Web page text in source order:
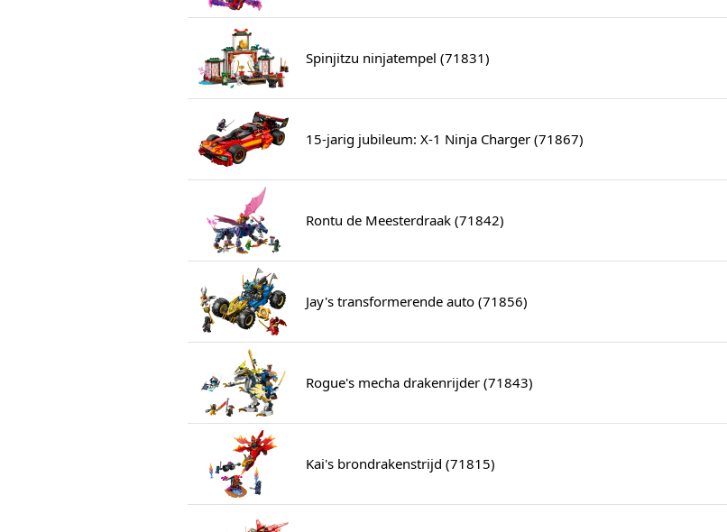
Spinjitzu ninjatempel (71831)
15-jarig jubileum: X-1 Ninja Charger (71867)
Rontu de Meesterdraak (71842)
Jay's transformerende auto (71856)
Rogue's mecha drakenrijder (71843)
Kai's brondrakenstrijd (71815)